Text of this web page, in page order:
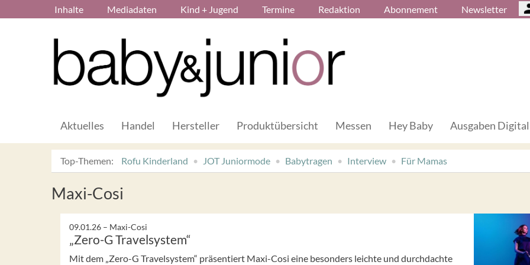
Inhalte Mediadaten Kind + Jugend Termine Redaktion Abonnement Newsletter
Aktuelles Handel Hersteller Produktübersicht Messen Hey Baby Ausgaben Digital
Top-Themen: Rofu Kinderland JOT Juniormode Babytragen Interview Für Mamas
Maxi-Cosi
09.01.26 – Maxi-Cosi
„Zero-G Travelsystem“
Mit dem „Zero-G Travelsystem“ präsentiert Maxi-Cosi eine besonders leichte und durchdachte